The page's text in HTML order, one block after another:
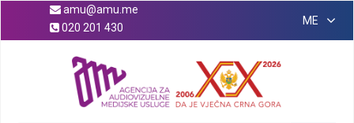
amu@amu.me
020 201 430
ME